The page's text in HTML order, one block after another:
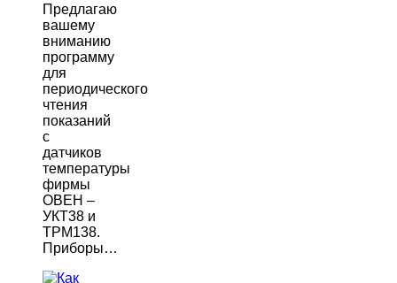
Предлагаю
вашему
вниманию
программу
для
периодического
чтения
показаний
с
датчиков
температуры
фирмы
ОВЕН –
УКТ38 и
ТРМ138.
Приборы…